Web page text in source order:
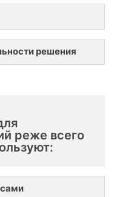
решения
реже всего